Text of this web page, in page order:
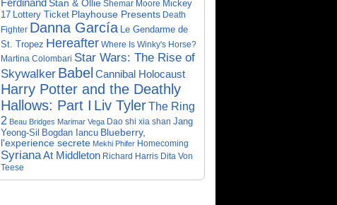
Ferdinand Stan & Ollie Shemar Moore Mickey
17 Lottery Ticket Playhouse Presents Death
Fighter Danna García Le Gendarme de
St. Tropez Hereafter Where Is Winky's Horse?
Martina Colombari Star Wars: The Rise of
Skywalker Babel Cannibal Holocaust
Harry Potter and the Deathly
Hallows: Part I Liv TylerThe Ring
2 Beau Bridges Marimar Vega Dao shi xia shan Jang
Yeong-Sil
Bogdan Iancu Blueberry,
l'experience secrete Mekhi Phifer Homecoming
SyrianaAt Middleton Richard Harris Dita Von
Teese